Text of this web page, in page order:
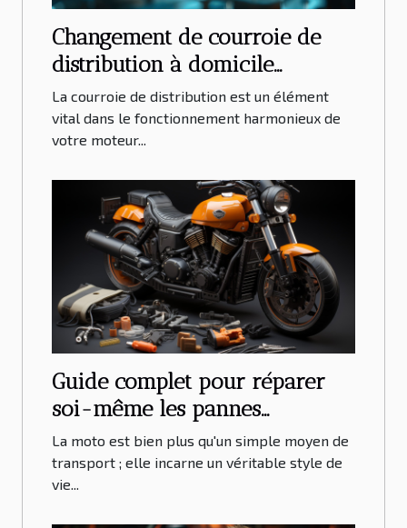
Changement de courroie de
distribution à domicile
optimisation du coût et de la
durée de vie pour divers
modèles
La courroie de distribution est un élément
vital dans le fonctionnement harmonieux de
votre moteur...
Guide complet pour réparer
soi-même les pannes
courantes de moto
La moto est bien plus qu'un simple moyen de
transport ; elle incarne un véritable style de
vie...